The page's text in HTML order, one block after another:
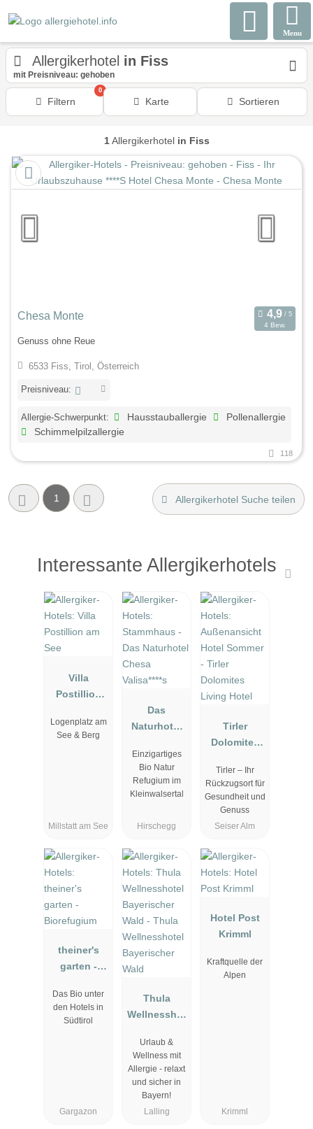
Menu
Allergikerhotel in Fiss
mit Preisniveau: gehoben
Filtern
0
Karte Sortieren
1Allergikerhotel in Fiss
Chesa Monte
4 Bew.
Genuss ohne Reue
6533 Fiss, Tirol, Österreich
Preisniveau:
Allergie-Schwerpunkt: Hausstauballergie
Pollenallergie
Schimmelpilzallergie
118
1 Allergikerhotel Suche teilen
Interessante Allergikerhotels
Villa
Postillion
Logenplatz am
See & Berg
Millstatt am See
Das
Naturhotel
Valisa****s
Einzigartiges
Bio Natur
Refugium im
Kleinwalsertal
Hirschegg
Tirler
Dolomites
Tirler – Ihr
Rückzugsort für
Gesundheit und
Genuss
Seiser Alm
theiner's
garten -
Das Bio unter
den Hotels in
Südtirol
Gargazon
Thula
Wellnesshot
Bayerischer
Urlaub &
Wellness mit
Allergie - relaxt
und sicher in
Bayern!
Lalling
Hotel Post
Krimml
Kraftquelle der
Alpen
Krimml